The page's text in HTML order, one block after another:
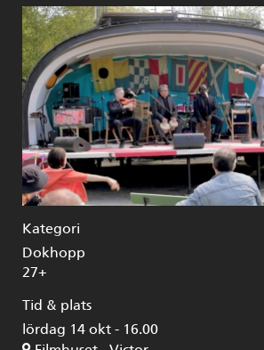
Kategori
Dokhopp
27+
Tid & plats
lördag 14 okt - 16.00